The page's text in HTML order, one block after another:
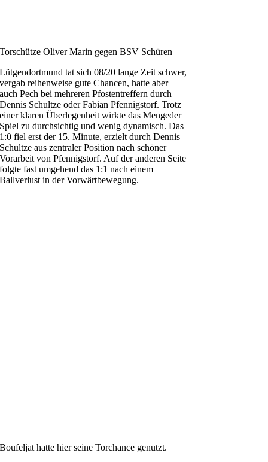
Torschütze Oliver Marin gegen BSV Schüren
Lütgendortmund tat sich 08/20 lange Zeit schwer,
vergab reihenweise gute Chancen, hatte aber
auch Pech bei mehreren Pfostentreffern durch
Dennis Schultze oder Fabian Pfennigstorf. Trotz
einer klaren Überlegenheit wirkte das Mengeder
Spiel zu durchsichtig und wenig dynamisch. Das
1:0 fiel erst der 15. Minute, erzielt durch Dennis
Schultze aus zentraler Position nach schöner
Vorarbeit von Pfennigstorf. Auf der anderen Seite
folgte fast umgehend das 1:1 nach einem
Ballverlust in der Vorwärtbewegung.
Boufeljat hatte hier seine Torchance genutzt.